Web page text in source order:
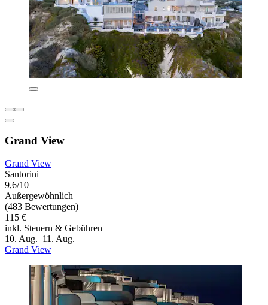
Grand View
Grand View
Santorini
9,6/10
Außergewöhnlich
(483 Bewertungen)
115 €
inkl. Steuern & Gebühren
10. Aug.–11. Aug.
Grand View